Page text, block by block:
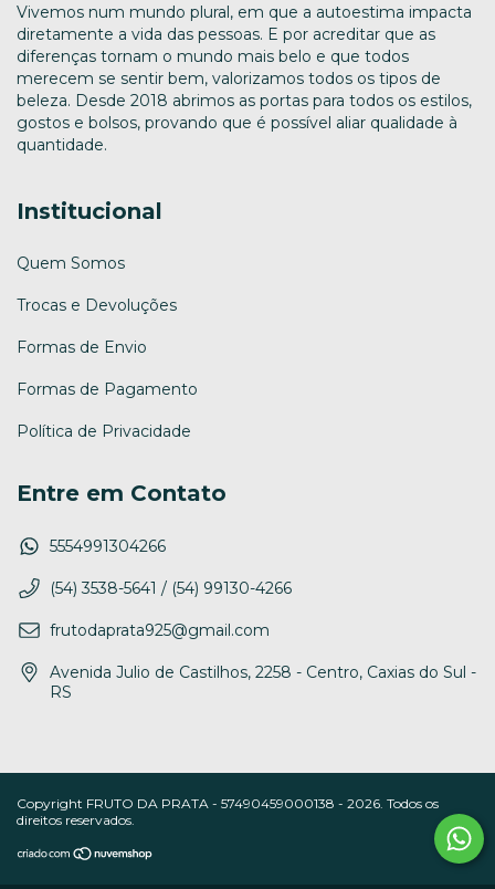
Vivemos num mundo plural, em que a autoestima impacta
diretamente a vida das pessoas. E por acreditar que as
diferenças tornam o mundo mais belo e que todos
merecem se sentir bem, valorizamos todos os tipos de
beleza. Desde 2018 abrimos as portas para todos os estilos,
gostos e bolsos, provando que é possível aliar qualidade à
quantidade.
Institucional
Quem Somos
Trocas e Devoluções
Formas de Envio
Formas de Pagamento
Política de Privacidade
Entre em Contato
5554991304266
(54) 3538-5641 / (54) 99130-4266
frutodaprata925@gmail.com
Avenida Julio de Castilhos, 2258 - Centro, Caxias do Sul -
RS
Copyright FRUTO DA PRATA - 57490459000138 - 2026. Todos os
direitos reservados.